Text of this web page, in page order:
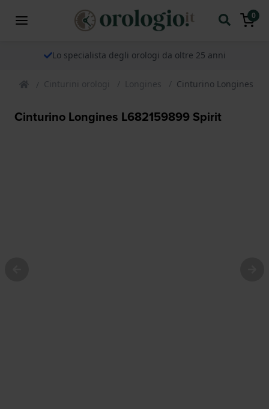
0
Lo specialista degli orologi da oltre 25 anni
Cinturini orologi Longines Cinturino Longines
Cinturino Longines L682159899 Spirit